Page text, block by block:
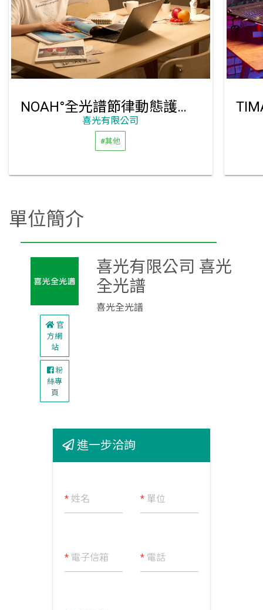
NOAH°全光譜節律動態護眼 晶靈燈
喜光有限公司
#其他
單位簡介
官
方網
站
粉
絲專
頁
喜光有限公司 喜光
全光譜
喜光全光譜
進一步洽詢
*姓名 * 單位
*電子信箱 * 電話